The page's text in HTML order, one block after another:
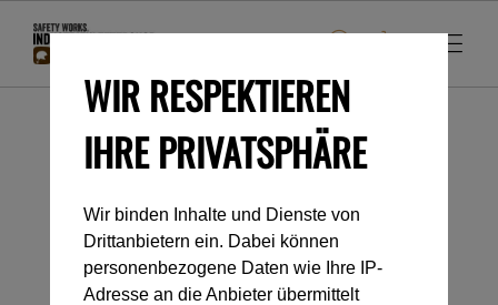
Startseite Industrieklettern Seile
WIR RESPEKTIEREN
IHRE PRIVATSPHÄRE
Wir binden Inhalte und Dienste von
Drittanbietern ein. Dabei können
personenbezogene Daten wie Ihre IP-
Adresse an die Anbieter übermittelt